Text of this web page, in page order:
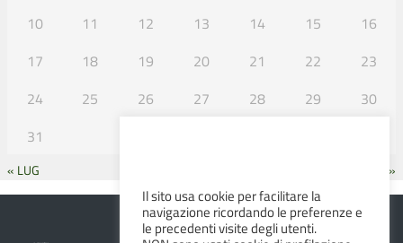
10
11 12 13 14 15
16
17
18 19 20 21 22
23
24
25 26 27 28 29
30
31
« LUG
SET »
Il sito usa cookie per facilitare la
navigazione ricordando le preferenze e
le precedenti visite degli utenti.